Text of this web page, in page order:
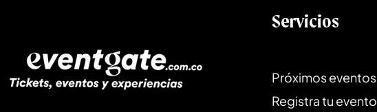
Servicios
Próximos eventos
Registra tu evento